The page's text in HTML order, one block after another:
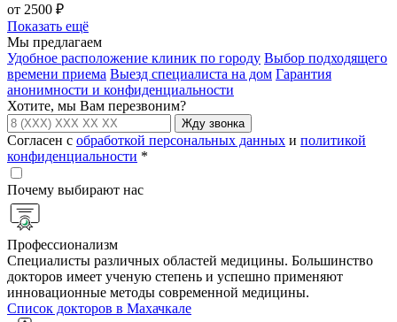
от 2500 ₽
Показать ещё
Мы предлагаем
Удобное расположение клиник по городу Выбор подходящего
времени приема Выезд специалиста на дом Гарантия
анонимности и конфиденциальности
Хотите, мы Вам перезвоним?
Жду звонка
Согласен с обработкой персональных данных и политикой
конфиденциальности *
Почему выбирают нас
Профессионализм
Специалисты различных областей медицины. Большинство
докторов имеет ученую степень и успешно применяют
инновационные методы современной медицины.
Список докторов в Махачкале